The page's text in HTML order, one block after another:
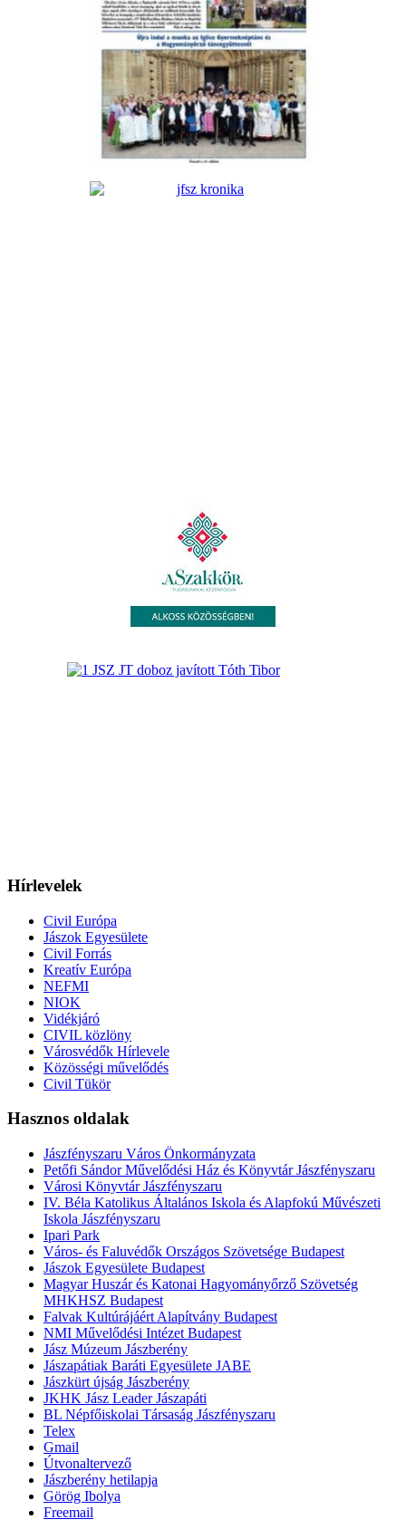
Hírlevelek
Civil Európa
Jászok Egyesülete
Civil Forrás
Kreatív Európa
NEFMI
NIOK
Vidékjáró
CIVIL közlöny
Városvédők Hírlevele
Közösségi művelődés
Civil Tükör
Hasznos oldalak
Jászfényszaru Város Önkormányzata
Petőfi Sándor Művelődési Ház és Könyvtár Jászfényszaru
Városi Könyvtár Jászfényszaru
IV. Béla Katolikus Általános Iskola és Alapfokú Művészeti
Iskola Jászfényszaru
Ipari Park
Város- és Faluvédők Országos Szövetsége Budapest
Jászok Egyesülete Budapest
Magyar Huszár és Katonai Hagyományőrző Szövetség
MHKHSZ Budapest
Falvak Kultúrájáért Alapítvány Budapest
NMI Művelődési Intézet Budapest
Jász Múzeum Jászberény
Jászapátiak Baráti Egyesülete JABE
Jászkürt újság Jászberény
JKHK Jász Leader Jászapáti
BL Népfőiskolai Társaság Jászfényszaru
Telex
Gmail
Útvonaltervező
Jászberény hetilapja
Görög Ibolya
Freemail